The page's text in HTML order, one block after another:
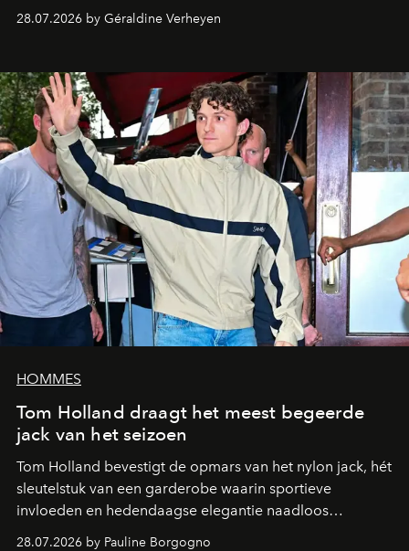
28.07.2026 by Géraldine Verheyen
HOMMES
Tom Holland draagt het meest begeerde
jack van het seizoen
Tom Holland bevestigt de opmars van het nylon jack, hét
sleutelstuk van een garderobe waarin sportieve
invloeden en hedendaagse elegantie naadloos
samenkomen.
28.07.2026 by Pauline Borgogno